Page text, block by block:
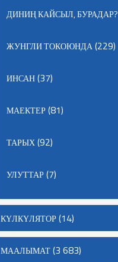
ДИНИҢ КАЙСЫЛ, БУРАДАР?
ЖУНГЛИ ТОКОЮНДА(229)
ИНСАН(37)
МАЕКТЕР(81)
ТАРЫХ(92)
УЛУТТАР(7)
КҮЛКҮЛЯТОР(14)
МААЛЫМАТ(3 683)